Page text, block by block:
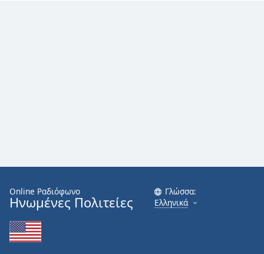
Online Ραδιόφωνο
Ηνωμένες Πολιτείες
Γλώσσα:
Ελληνικά